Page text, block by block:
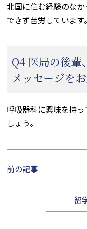
北国に住む経験のな
できず苦労しています。
Q4 医局の後輩
メッセージを
呼吸器科に興味を持
しょう。
前の記事
留